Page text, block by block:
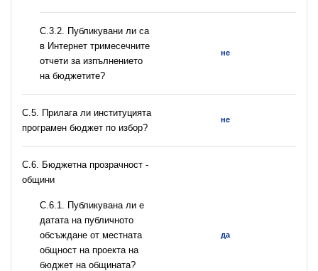
С.3.2. Публикувани ли са
в Интернет тримесечните
отчети за изпълнението
на бюджетите?
не
С.5. Прилага ли институцията
програмен бюджет по избор?
не
C.6. Бюджетна прозрачност -
общини
С.6.1. Публикувана ли е
датата на публичното
обсъждане от местната
общност на проекта на
бюджет на общината?
да